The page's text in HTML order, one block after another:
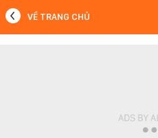
VỀ TRANG CHỦ